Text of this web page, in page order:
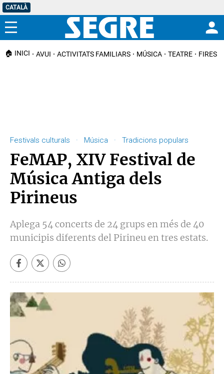
CATALÀ
Menú
🏠 INICI AVUI ACTIVITATS FAMILIARS MÚSICA TEATRE FIRES I
Festivals culturals · Música · Tradicions populars
FeMAP, XIV Festival de
Música Antiga dels
Pirineus
Aplega 54 concerts de 24 grups en més de 40
municipis diferents del Pirineu en tres estats.